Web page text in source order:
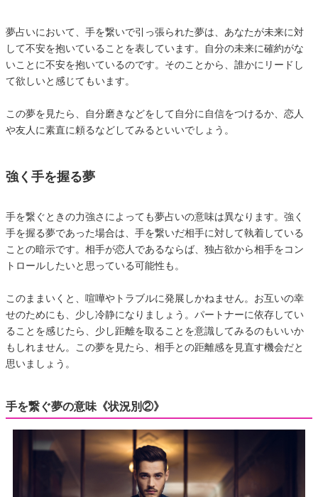
夢占いにおいて、手を繋いで引っ張られた夢は、あなたが未来に対
して不安を抱いていることを表しています。自分の未来に確約がな
いことに不安を抱いているのです。そのことから、誰かにリードし
て欲しいと感じてもいます。
この夢を見たら、自分磨きなどをして自分に自信をつけるか、恋人
や友人に素直に頼るなどしてみるといいでしょう。
強く手を握る夢
手を繋ぐときの力強さによっても夢占いの意味は異なります。強く
手を握る夢であった場合は、手を繋いだ相手に対して執着している
ことの暗示です。相手が恋人であるならば、独占欲から相手をコン
トロールしたいと思っている可能性も。
このままいくと、喧嘩やトラブルに発展しかねません。お互いの幸
せのためにも、少し冷静になりましょう。パートナーに依存してい
ることを感じたら、少し距離を取ることを意識してみるのもいいか
もしれません。この夢を見たら、相手との距離感を見直す機会だと
思いましょう。
手を繋ぐ夢の意味《状況別②》